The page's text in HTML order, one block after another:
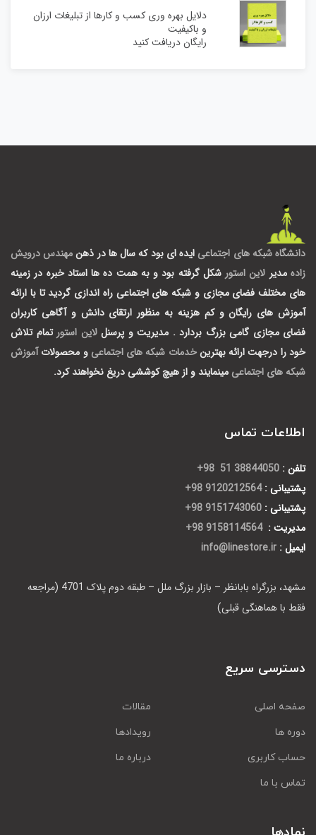
دلایل بهره وری کسب و کارها از تبلیغات ارزان
و باکیفیت
رایگان دریافت کنید
دانشگاه شبکه های اجتماعی ایده ای بود که سال ها در ذهنمهندس درویش
زاده مدیر لاین استور شکل گرفته بود و به همت ده ها استاد خبره در زمینه
های مختلف فضای مجازی و شبکه های اجتماعی راه اندازی گردید تا با ارائه
آموزش های رایگان و کم هزینه به منظور ارتقای دانش و آگاهی کاربران
فضای مجازی گامی بزرگ بردارد . مدیریت و پرسنللاین استور تمام تلاش
خود را درجهت ارائه بهترینخدمات شبکه های اجتماعی و محصولات آموزش
شبکه های اجتماعی مینمایند و از هیچ کوششی دریغ نخواهند کرد.
اطلاعات تماس
تلفن : 38844050 51 98+
پشتیبانی : 9120212564 98+
پشتیبانی : 9151743060 98+
مدیریت : 9158114564 98+
ایمیل : info@linestore.ir
مشهد، بزرگراه بابانظر – بازار بزرگ ملل – طبقه دوم پلاک 4701 (مراجعه
فقط با هماهنگی قبلی)
دسترسی سریع
صفحه اصلی
مقالات
دوره ها
رویدادها
حساب کاربری
درباره ما
تماس با ما